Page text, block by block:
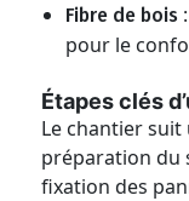
Fibre de bois
pour le
Étapes clés
Le chantier
préparation du
fixation des